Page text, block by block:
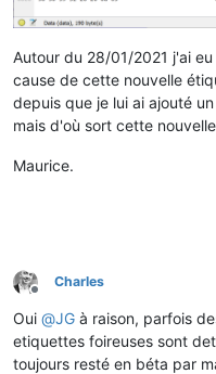
Autour du 28/01/2021 j'ai
cause de cette nouvelle
depuis que je lui ai ajouté
mais d'où sort cette
Maurice.
Offline
Charles
Oui @JG à raison, parfois
etiquettes foireuses sont
toujours resté en béta par